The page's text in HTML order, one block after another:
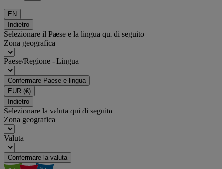
EN
Indietro
Selezionare il Paese e la lingua qui di seguito
Zona geografica
Paese/Regione - Lingua
Confermare Paese e lingua
EUR (€)
Indietro
Selezionare la valuta qui di seguito
Zona geografica
Valuta
Confermare la valuta